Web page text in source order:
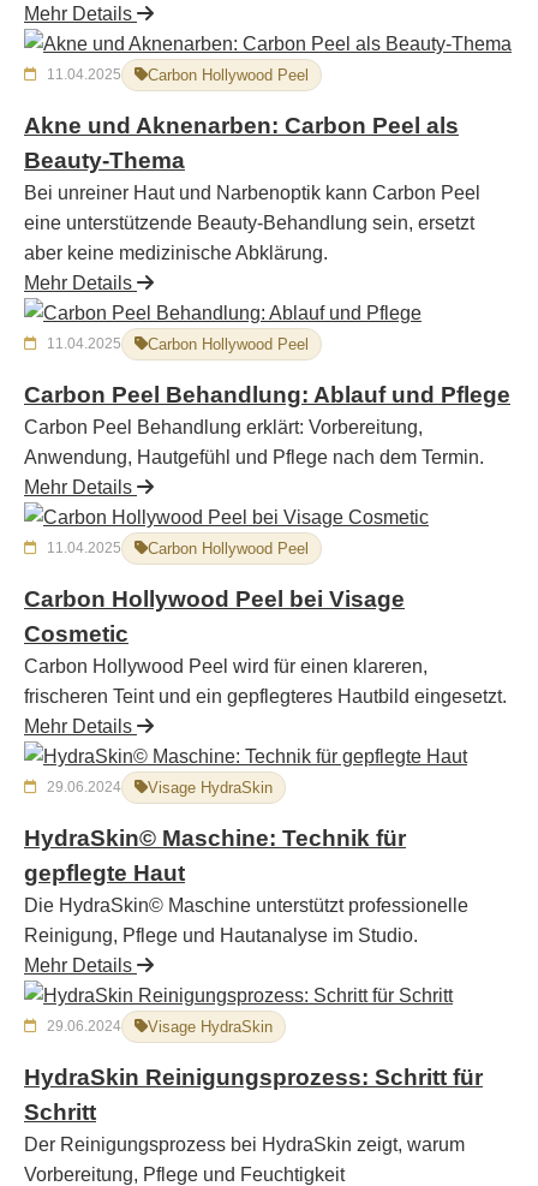
Mehr Details
11.04.2025 Carbon Hollywood Peel
Akne und Aknenarben: Carbon Peel als
Beauty-Thema
Bei unreiner Haut und Narbenoptik kann Carbon Peel
eine unterstützende Beauty-Behandlung sein, ersetzt
aber keine medizinische Abklärung.
Mehr Details
11.04.2025 Carbon Hollywood Peel
Carbon Peel Behandlung: Ablauf und Pflege
Carbon Peel Behandlung erklärt: Vorbereitung,
Anwendung, Hautgefühl und Pflege nach dem Termin.
Mehr Details
11.04.2025 Carbon Hollywood Peel
Carbon Hollywood Peel bei Visage
Cosmetic
Carbon Hollywood Peel wird für einen klareren,
frischeren Teint und ein gepflegteres Hautbild eingesetzt.
Mehr Details
29.06.2024 Visage HydraSkin
HydraSkin© Maschine: Technik für
gepflegte Haut
Die HydraSkin© Maschine unterstützt professionelle
Reinigung, Pflege und Hautanalyse im Studio.
Mehr Details
29.06.2024 Visage HydraSkin
HydraSkin Reinigungsprozess: Schritt für
Schritt
Der Reinigungsprozess bei HydraSkin zeigt, warum
Vorbereitung, Pflege und Feuchtigkeit